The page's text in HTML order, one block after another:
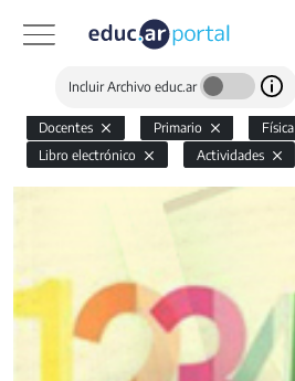
Incluir Archivo educ.ar
Docentes Primario
Física
Libro electrónico
Actividades